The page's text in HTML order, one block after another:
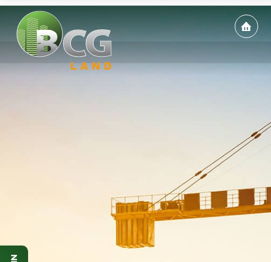
ĐĂNG KÝ NHẬN TIN